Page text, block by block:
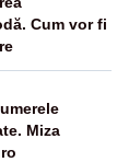
Cum vor fi
Miza